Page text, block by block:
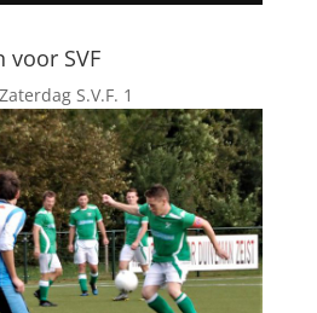
voor SVF
S.V.F. 1